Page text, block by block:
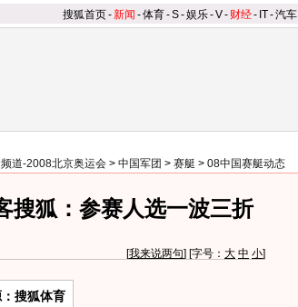
搜狐首页-新闻 -体育-S-娱乐-V- 财经- IT-汽车
道-2008北京奥运会 > 中国军团 > 赛艇 > 08中国赛艇动态
搜狐：参赛人选一波三折
[我来说两句] [字号： 大 中 小]
搜狐体育